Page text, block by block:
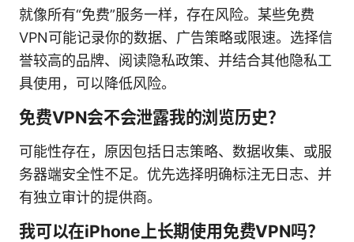
就像所有“免费”服务一样，存在风险。某些免费
VPN可能记录你的数据、广告策略或限速。选择信
誉较高的品牌、阅读隐私政策、并结合其他隐私工
具使用，可以降低风险。
免费VPN会不会泄露我的浏览历史？
可能性存在，原因包括日志策略、数据收集、或服
务器端安全性不足。优先选择明确标注无日志、并
有独立审计的提供商。
我可以在iPhone上长期使用免费VPN吗？